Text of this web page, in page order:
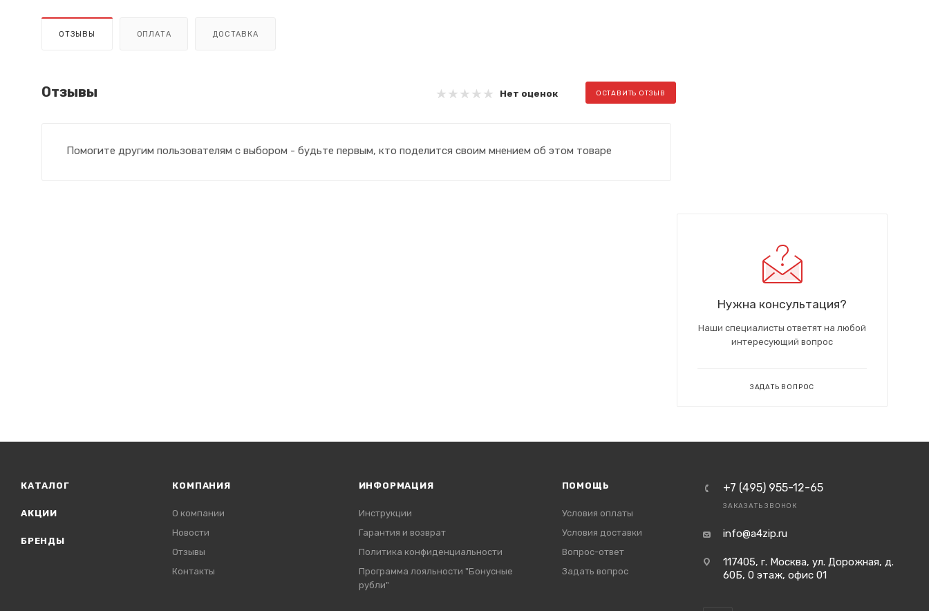
ОТЗЫВЫ ОПЛАТА ДОСТАВКА
Отзывы Нет оценок ОСТАВИТЬ ОТЗЫВ
Помогите другим пользователям с выбором - будьте первым, кто поделится своим мнением об этом товаре
Нужна консультация?
Наши специалисты ответят на любой
интересующий вопрос
ЗАДАТЬ ВОПРОС
КАТАЛОГ
АКЦИИ
БРЕНДЫ
КОМПАНИЯ
О компании
Новости
Отзывы
Контакты
ИНФОРМАЦИЯ
Инструкции
Гарантия и возврат
Политика конфиденциальности
Программа лояльности "Бонусные
рубли"
ПОМОЩЬ
Условия оплаты
Условия доставки
Вопрос-ответ
Задать вопрос
+7 (495) 955-12-65
ЗАКАЗАТЬ ЗВОНОК
info@a4zip.ru
117405, г. Москва, ул. Дорожная, д.
60Б, 0 этаж, офис 01